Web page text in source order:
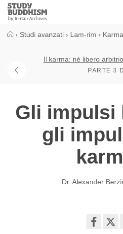
Close
Study
Buddhism
› Studi avanzati › Lam-rim ›
Il karma: né libero
PARTE 3
Gli impulsi
gli
Dr. Alexander